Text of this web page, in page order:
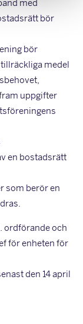
med
bör
bör
medel
uppgifter
en bostadsrätt
som berör en
ordförande och
för enheten för
den 14 april